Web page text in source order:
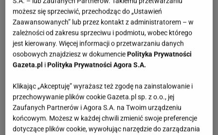
możesz się sprzeciwić, przechodząc do „Ustawień
Zaawansowanych” lub przez kontakt z administratorem – w
zależności od zakresu sprzeciwu i podmiotu, wobec którego
jest kierowany. Więcej informacji o przetwarzaniu danych
osobowych znajdziesz w dokumenciePolityka Prywatności
Gazeta.pl iPolityka Prywatności Agora S.A.
Klikając „Akceptuję” wyrażasz też zgodę na zainstalowanie i
przechowywanie plików cookie Gazeta.pl sp. z o.o., jej
Zaufanych Partnerów i Agora S.A. na Twoim urządzeniu
końcowym. Możesz w każdej chwili zmienić swoje preferencje
dotyczące plików cookie, wywołując narzędzie do zarządzania